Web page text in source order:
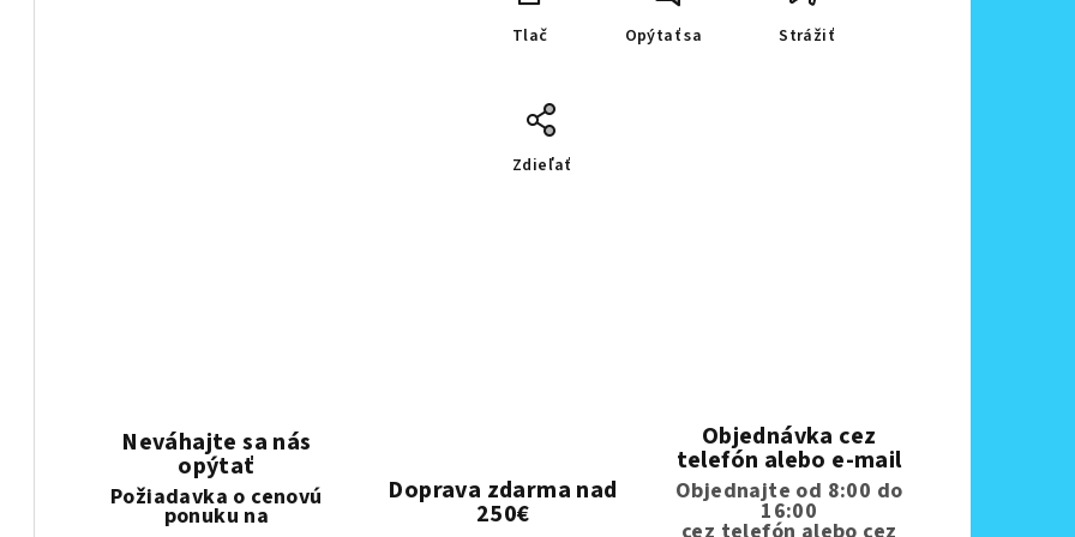
Tlač Opýtať sa Strážiť
Zdieľať
Neváhajte sa nás
opýtať
Požiadavka o cenovú
ponuku na
Doprava zdarma nad
250€
Objednávka cez
telefón alebo e-mail
Objednajte od 8:00 do
16:00